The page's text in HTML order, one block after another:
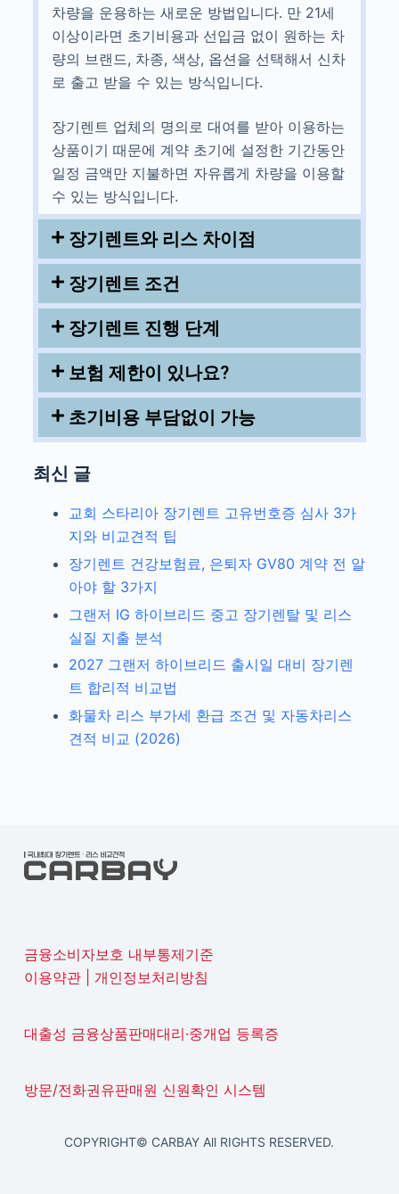
차량을 운용하는 새로운 방법입니다. 만 21세
이상이라면 초기비용과 선입금 없이 원하는 차
량의 브랜드, 차종, 색상, 옵션을 선택해서 신차
로 출고 받을 수 있는 방식입니다.
장기렌트 업체의 명의로 대여를 받아 이용하는
상품이기 때문에 계약 초기에 설정한 기간동안
일정 금액만 지불하면 자유롭게 차량을 이용할
수 있는 방식입니다.
장기렌트와 리스 차이점
장기렌트 조건
장기렌트 진행 단계
보험 제한이 있나요?
초기비용 부담없이 가능
최신 글
교회 스타리아 장기렌트 고유번호증 심사 3가
지와 비교견적 팁
장기렌트 건강보험료, 은퇴자 GV80 계약 전 알
아야 할 3가지
그랜저 IG 하이브리드 중고 장기렌탈 및 리스
실질 지출 분석
2027 그랜저 하이브리드 출시일 대비 장기렌
트 합리적 비교법
화물차 리스 부가세 환급 조건 및 자동차리스
견적 비교 (2026)
금융소비자보호 내부통제기준
이용약관| 개인정보처리방침
대출성 금융상품판매대리·중개업 등록증
방문/전화권유판매원 신원확인 시스템
COPYRIGHT© CARBAY All RIGHTS RESERVED.